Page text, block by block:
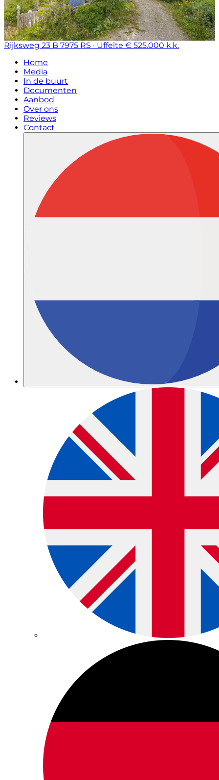
Rijksweg 23 B 7975 RS · Uffelte € 525.000 k.k.
Home
Media
In de buurt
Documenten
Aanbod
Over ons
Reviews
Contact